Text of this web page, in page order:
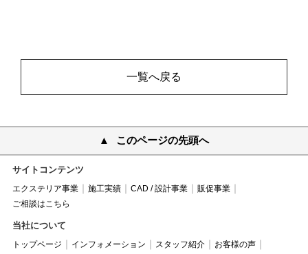
一覧へ戻る
このページの先頭へ
サイトコンテンツ
エクステリア事業 施工実績 CAD / 設計事業
販促事業
ご相談はこちら
当社について
トップページ インフォメーション スタッフ紹介
お客様の声